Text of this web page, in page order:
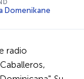
Domenikane
radio